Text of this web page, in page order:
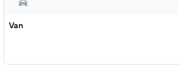
Van